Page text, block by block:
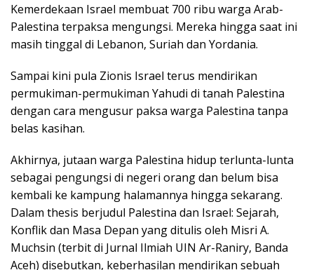
Kemerdekaan Israel membuat 700 ribu warga Arab-
Palestina terpaksa mengungsi. Mereka hingga saat ini
masih tinggal di Lebanon, Suriah dan Yordania.
Sampai kini pula Zionis Israel terus mendirikan
permukiman-permukiman Yahudi di tanah Palestina
dengan cara mengusur paksa warga Palestina tanpa
belas kasihan.
Akhirnya, jutaan warga Palestina hidup terlunta-lunta
sebagai pengungsi di negeri orang dan belum bisa
kembali ke kampung halamannya hingga sekarang.
Dalam thesis berjudul Palestina dan Israel: Sejarah,
Konflik dan Masa Depan yang ditulis oleh Misri A.
Muchsin (terbit di Jurnal Ilmiah UIN Ar-Raniry, Banda
Aceh) disebutkan, keberhasilan mendirikan sebuah